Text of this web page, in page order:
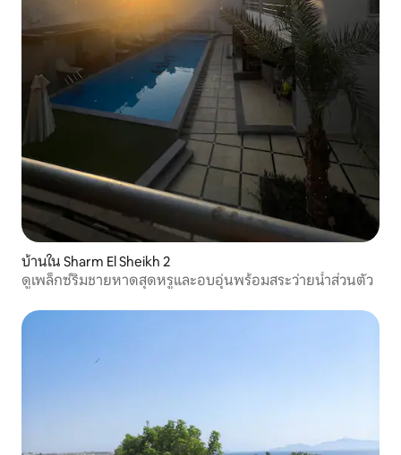
บ้านใน Sharm El Sheikh 2
ดูเพล็กซ์ริมชายหาดสุดหรูและอบอุ่นพร้อมสระว่ายน้ำส่วนตัว